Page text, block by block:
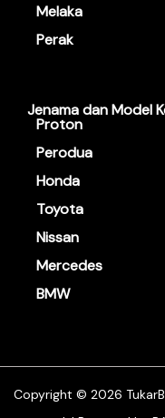
Melaka
Perak
Jenama dan Model
Proton
Perodua
Honda
Toyota
Nissan
Mercedes
BMW
Copyright ©️ 2026